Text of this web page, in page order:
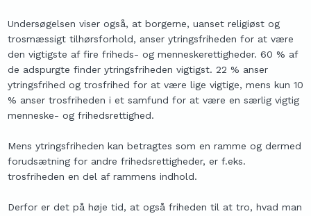
Undersøgelsen viser også, at borgerne, uanset religiøst og
trosmæssigt tilhørsforhold, anser ytringsfriheden for at være
den vigtigste af fire friheds- og menneskerettigheder. 60 % af
de adspurgte finder ytringsfriheden vigtigst. 22 % anser
ytringsfrihed og trosfrihed for at være lige vigtige, mens kun 10
% anser trosfriheden i et samfund for at være en særlig vigtig
menneske- og frihedsrettighed.
Mens ytringsfriheden kan betragtes som en ramme og dermed
forudsætning for andre frihedsrettigheder, er f.eks.
trosfriheden en del af rammens indhold.
Derfor er det på høje tid, at også friheden til at tro, hvad man